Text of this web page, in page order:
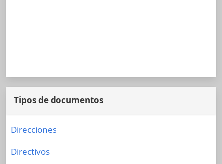
Tipos de documentos
Direcciones
Directivos